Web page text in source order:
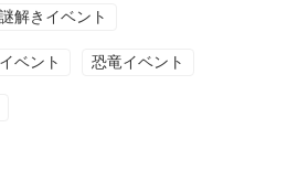
解きイベント
ベント 恐竜イベント